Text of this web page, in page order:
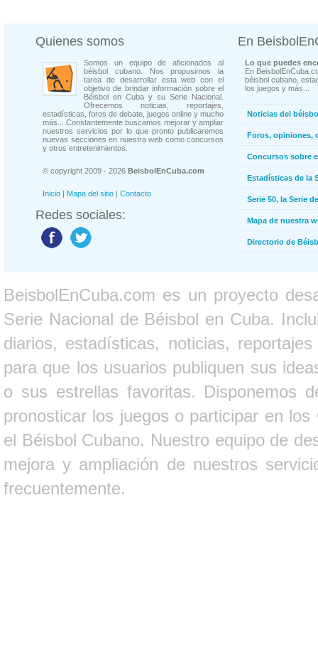
Quienes somos
Somos un equipo de aficionados al
béisbol cubano. Nos propusimos la
tarea de desarrollar esta web con el
objetivo de brindar información sobre el
Béisbol en Cuba y su Serie Nacional.
Ofrecemos noticias, reportajes,
estadísticas, foros de debate, juegos online y mucho
más... Constantemente buscamos mejorar y ampliar
nuestros servicios por lo que pronto publicaremos
nuevas secciones en nuestra web como concursos
y otros entretenimientos.
© copyright 2009 - 2026 BeisbolEnCuba.com
Inicio | Mapa del sitio | Contacto
Redes sociales:
En
Lo que puedes
En
béisbol cubano,
los juegos y más...
Noticias del
Foros, opiniones,
Concursos sobre
Estadísticas de la
Serie 50, la Serie
Mapa de nuestra
Directorio de
BeisbolEnCuba.com es un proyecto
Serie Nacional de Béisbol en Cuba.
diarios, estadísticas, noticias,
para que los usuarios publiquen sus
o sus estrellas favoritas. Disponemos
pronosticar los juegos o participar en
el Béisbol Cubano. Nuestro equipo de
mejora y ampliación de nuestros
frecuentemente.